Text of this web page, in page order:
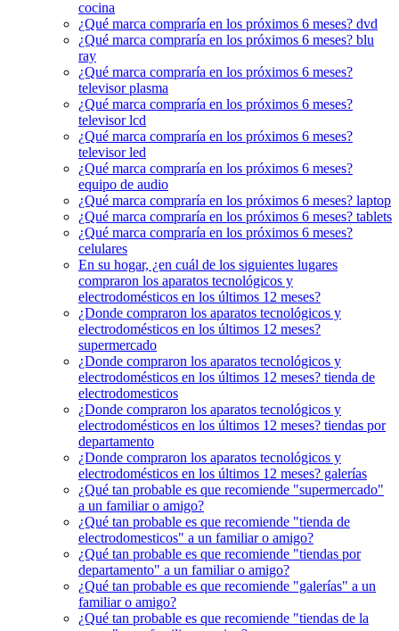
cocina
¿Qué marca compraría en los próximos 6 meses? dvd
¿Qué marca compraría en los próximos 6 meses? blu
ray
¿Qué marca compraría en los próximos 6 meses?
televisor plasma
¿Qué marca compraría en los próximos 6 meses?
televisor lcd
¿Qué marca compraría en los próximos 6 meses?
televisor led
¿Qué marca compraría en los próximos 6 meses?
equipo de audio
¿Qué marca compraría en los próximos 6 meses? laptop
¿Qué marca compraría en los próximos 6 meses? tablets
¿Qué marca compraría en los próximos 6 meses?
celulares
En su hogar, ¿en cuál de los siguientes lugares
compraron los aparatos tecnológicos y
electrodomésticos en los últimos 12 meses?
¿Donde compraron los aparatos tecnológicos y
electrodomésticos en los últimos 12 meses?
supermercado
¿Donde compraron los aparatos tecnológicos y
electrodomésticos en los últimos 12 meses? tienda de
electrodomesticos
¿Donde compraron los aparatos tecnológicos y
electrodomésticos en los últimos 12 meses? tiendas por
departamento
¿Donde compraron los aparatos tecnológicos y
electrodomésticos en los últimos 12 meses? galerías
¿Qué tan probable es que recomiende "supermercado"
a un familiar o amigo?
¿Qué tan probable es que recomiende "tienda de
electrodomesticos" a un familiar o amigo?
¿Qué tan probable es que recomiende "tiendas por
departamento" a un familiar o amigo?
¿Qué tan probable es que recomiende "galerías" a un
familiar o amigo?
¿Qué tan probable es que recomiende "tiendas de la